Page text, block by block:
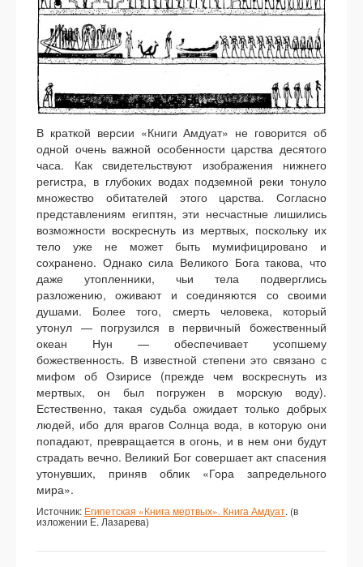
В краткой версии «Книги Амдуат» не говорится об
одной очень важной особенности царства десятого
часа. Как свидетельствуют изображения нижнего
регистра, в глубоких водах подземной реки тонуло
множество обитателей этого царства. Согласно
представлениям египтян, эти несчастные лишились
возможности воскреснуть из мертвых, поскольку их
тело уже не может быть мумифицировано и
сохранено. Однако сила Великого Бога такова, что
даже утопленники, чьи тела подверглись
разложению, оживают и соединяются со своими
душами. Более того, смерть человека, который
утонул — погрузился в первичный божественный
океан Нун — обеспечивает усопшему
божественность. В известной степени это связано с
мифом об Озирисе (прежде чем воскреснуть из
мертвых, он был погружен в морскую воду).
Естественно, такая судьба ожидает только добрых
людей, ибо для врагов Солнца вода, в которую они
попадают, превращается в огонь, и в нем они будут
страдать вечно. Великий Бог совершает акт спасения
утонувших, приняв облик «Гора запредельного
мира».
Источник: Египетская «Книга мертвых». Книга Амдуат. (в
изложении Е. Лазарева)